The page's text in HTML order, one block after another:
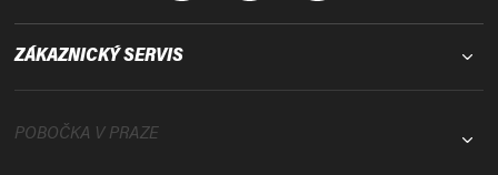
ZÁKAZNICKÝ SERVIS
POBOČKA V PRAZE